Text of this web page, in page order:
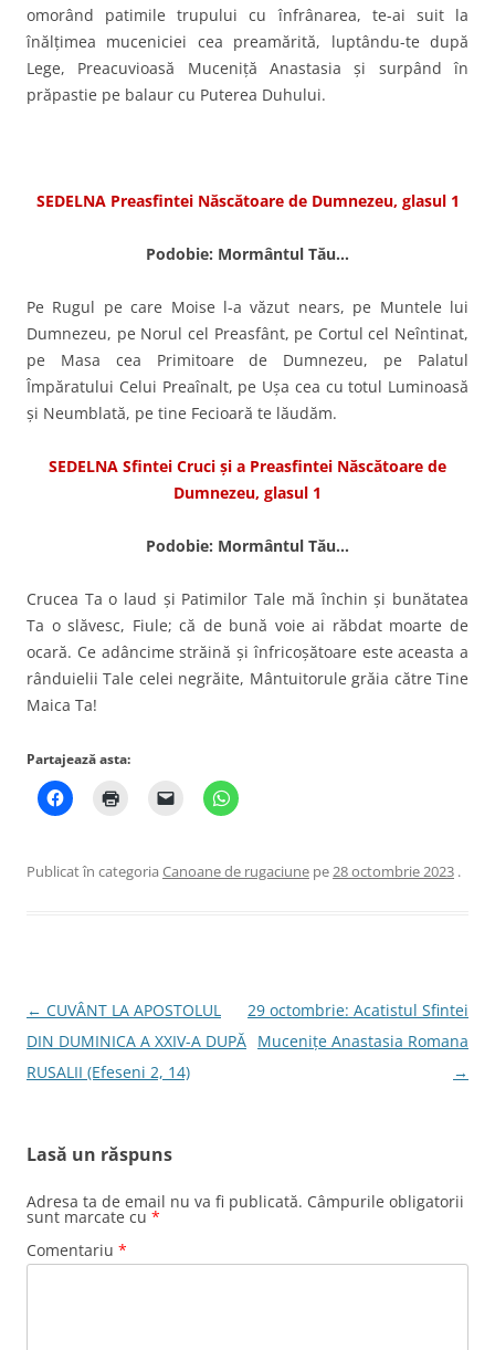
omorând patimile trupului cu înfrânarea, te-ai suit la
înălţimea mu­ceniciei cea preamărită, luptându-te după
Lege, Preacuvioasă Muceniţă Anastasia şi surpând în
prăpastie pe ba­laur cu Puterea Duhului.
SEDELNA Preasfintei Născătoare de Dumnezeu, glasul 1
Podobie: Mormântul Tău…
Pe Rugul pe care Moise l-a văzut nears, pe Muntele lui
Dumnezeu, pe Norul cel Preasfânt, pe Cortul cel Neîntinat,
pe Masa cea Primitoare de Dumnezeu, pe Palatul
Împăratului Celui Preaînalt, pe Uşa cea cu totul Lumi­noasă
şi Neumblată, pe tine Fecioară te lăudăm.
SEDELNA Sfintei Cruci şi a Preasfintei Născătoare de
Dumnezeu, glasul 1
Podobie: Mormântul Tău…
Crucea Ta o laud şi Patimilor Tale mă închin şi bunătatea
Ta o slăvesc, Fiule; că de bună voie ai răbdat moarte de
ocară. Ce adâncime străină şi înfricoşă­toare este aceasta a
rânduielii Tale celei negrăite, Mântuito­rule grăia către Tine
Maica Ta!
Partajează asta:
Publicat în categoria Canoane de rugaciune pe28 octombrie 2023 .
Navigare
în
articole
← CUVÂNT LA APOSTOLUL
DIN DUMINICA A XXIV-A DUPĂ
RUSALII (Efeseni 2, 14)
29 octombrie: Acatistul Sfintei
Muceniţe Anastasia Romana
→
Lasă un răspuns
Adresa ta de email nu va fi publicată. Câmpurile obligatorii
sunt marcate cu *
Comentariu *